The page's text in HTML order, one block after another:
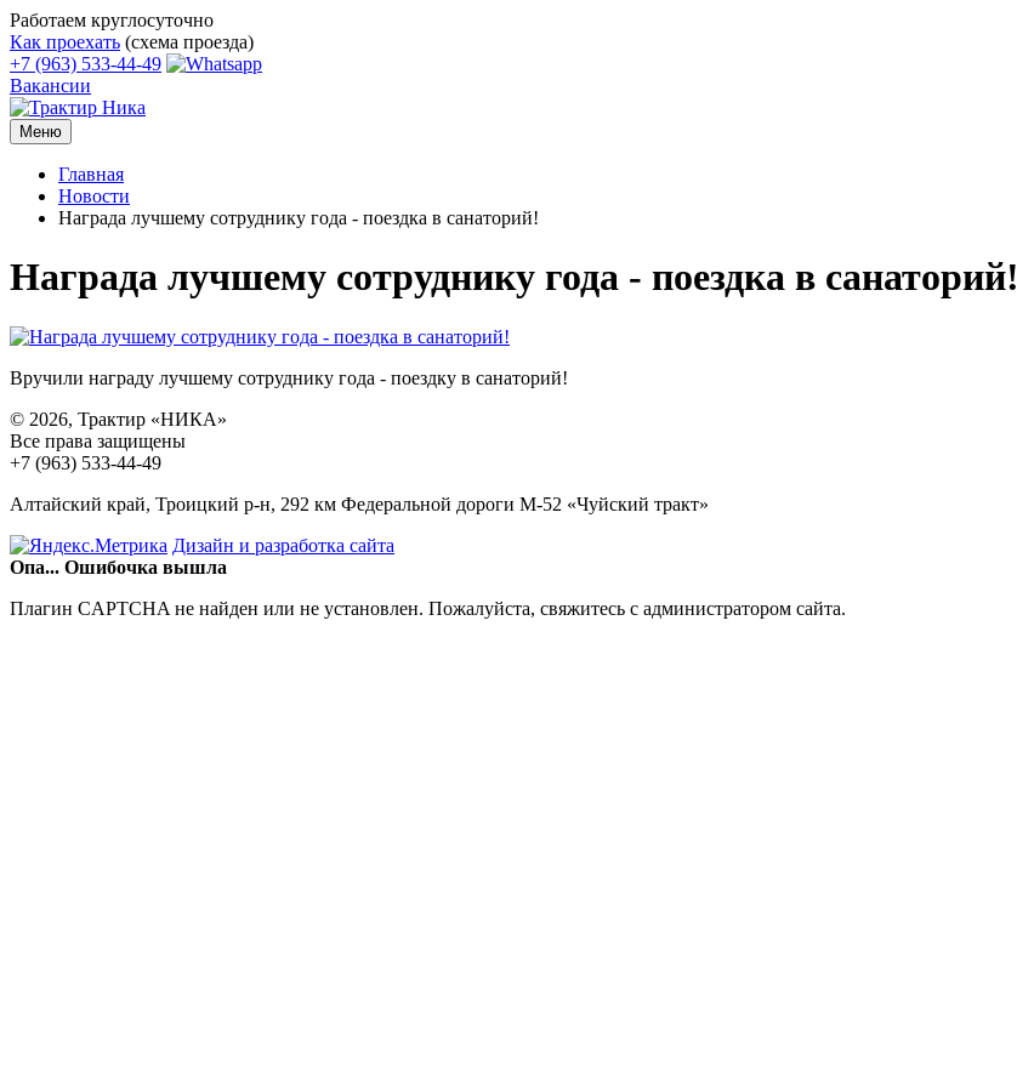
Работаем круглосуточно
Как проехать (схема проезда)
+7 (963) 533-44-49
Вакансии
Меню
Главная
Новости
Награда лучшему сотруднику года - поездка в санаторий!
Награда лучшему сотруднику года - поездка в санаторий!
Вручили награду лучшему сотруднику года - поездку в санаторий!
© 2026, Трактир «НИКА»
Все права защищены
+7 (963) 533-44-49
Алтайский край, Троицкий р-н, 292 км Федеральной дороги М-52 «Чуйский тракт»
Дизайн и разработка сайта
Опа... Ошибочка вышла
Плагин CAPTCHA не найден или не установлен. Пожалуйста, свяжитесь с администратором сайта.